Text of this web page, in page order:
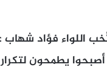
يطمحون